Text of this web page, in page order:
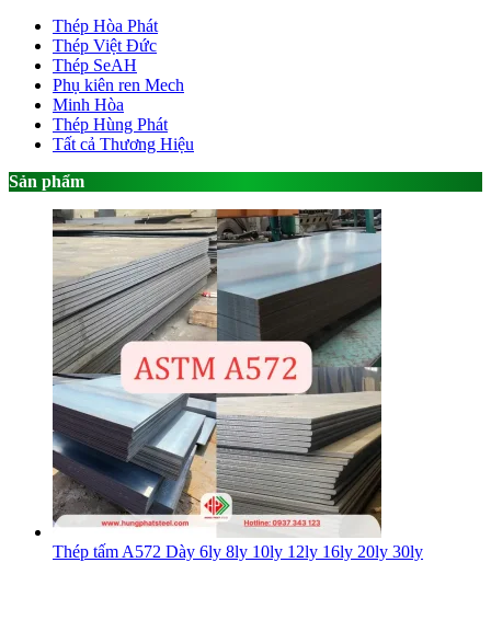
Thép Hòa Phát
Thép Việt Đức
Thép SeAH
Phụ kiên ren Mech
Minh Hòa
Thép Hùng Phát
Tất cả Thương Hiệu
Sản phẩm
Thép tấm A572 Dày 6ly 8ly 10ly 12ly 16ly 20ly 30ly